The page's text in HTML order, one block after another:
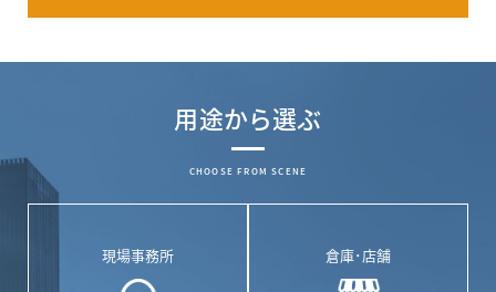
用途から選ぶ
CHOOSE FROM SCENE
現場事務所 倉庫･店舗